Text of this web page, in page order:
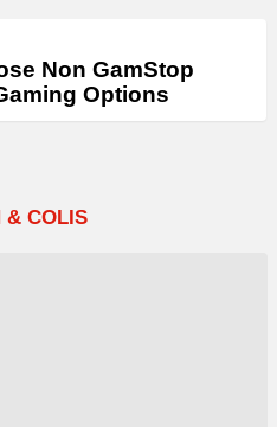
Non GamStop
Options
& COLIS